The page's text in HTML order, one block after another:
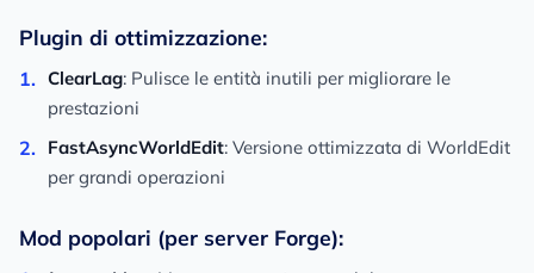
Plugin di ottimizzazione:
ClearLag: Pulisce le entità inutili per migliorare le
prestazioni
FastAsyncWorldEdit: Versione ottimizzata di WorldEdit
per grandi operazioni
Mod popolari (per server Forge):